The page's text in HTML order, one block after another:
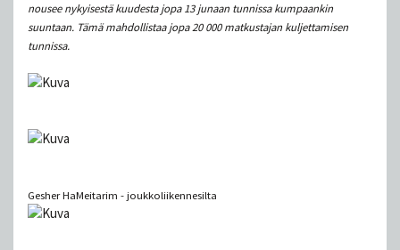
nousee nykyisestä kuudesta jopa 13 junaan tunnissa kumpaankin
suuntaan. Tämä mahdollistaa jopa 20 000 matkustajan kuljettamisen
tunnissa.
Gesher HaMeitarim - joukkoliikennesilta